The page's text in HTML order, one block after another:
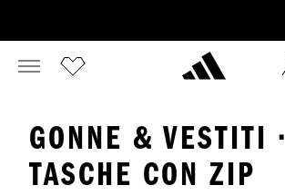
GONNE & VESTITI ·
TASCHE CON ZIP